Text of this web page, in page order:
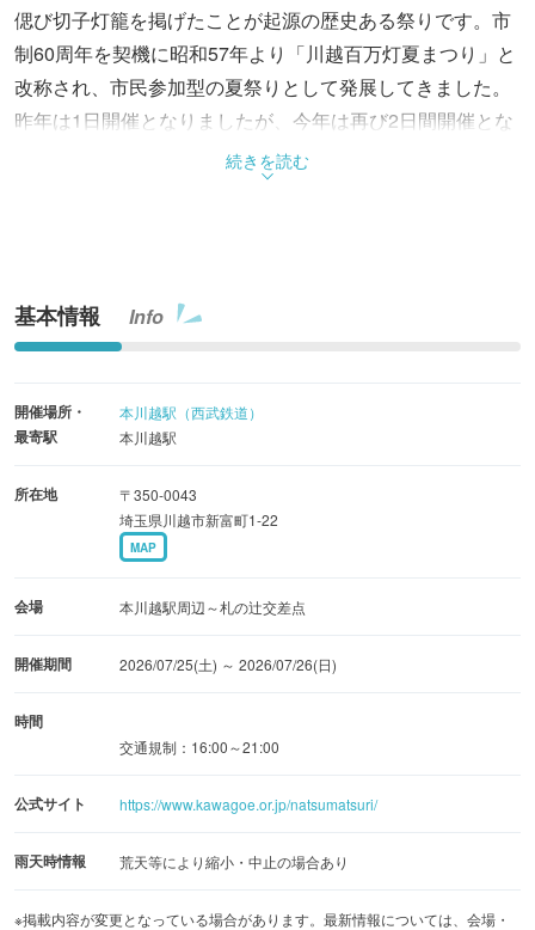
偲び切子灯籠を掲げたことが起源の歴史ある祭りです。市
制60周年を契機に昭和57年より「川越百万灯夏まつり」と
改称され、市民参加型の夏祭りとして発展してきました。
昨年は1日開催となりましたが、今年は再び2日間開催とな
ります。街中を色とりどりの提灯で飾り、幻想的な雰囲気
埼玉県川越市の蔵造りの町並みに佇む和雑貨商「椿の蔵」
25日(土)・26日(日)の2日間、営業時間を延長してお祭りを
盛り上げます。裏庭の「足湯喫茶TSUBAKIYA」では、夏
限定メニューがスタートします。椿の蔵2階のモダン着物
レンタル「晴衣」では浴衣レンタルも好評受付中です。祭
り散策の合間に、ほっとひと息つける小休憩スポットとし
続きを読む
基本情報 Info
開催場所・
最寄駅
本川越駅（西武鉄道）
本川越駅
所在地
〒350-0043
埼玉県川越市新富町1-22
MAP
会場 本川越駅周辺～札の辻交差点
開催期間 2026/07/25(土) ～ 2026/07/26(日)
時間
交通規制：16:00～21:00
公式サイト https://www.kawagoe.or.jp/natsumatsuri/
雨天時情報 荒天等により縮小・中止の場合あり
※掲載内容が変更となっている場合があります。最新情報については、会場・